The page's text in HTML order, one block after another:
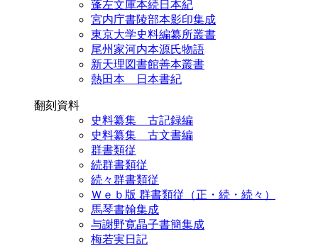
蓬左文庫本続日本紀
宮内庁書陵部本影印集成
東京大学史料編纂所叢書
尾州家河内本源氏物語
新天理図書館善本叢書
熱田本 日本書紀
翻刻資料
史料纂集 古記録編
史料纂集 古文書編
群書類従
続群書類従
続々群書類従
Ｗｅｂ版 群書類従（正・続・続々）
馬琴書翰集成
与謝野寛晶子書簡集成
梅若実日記